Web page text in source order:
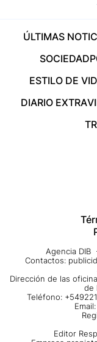
ÚLTIMAS
SOCIEDAD
ESTILO DE
DIARIO EXTRA
Agencia DIB
Contactos:
Dirección de las
de
Teléfono:
Email:
Editor